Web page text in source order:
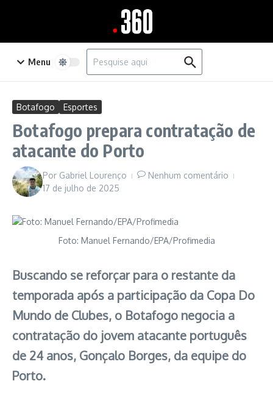
Menu
Procurar por:
Botafogo Esportes
Botafogo prepara contratação de
atacante do Porto
Por Gabriel Lourenço
Nenhum comentário
17 de julho de 2025
Foto: Manuel Fernando/EPA/Profimedia
Buscando se reforçar para o restante da
temporada após a participação da Copa Do
Mundo de Clubes, o Botafogo negocia a
contratação do jovem atacante português
de 24 anos, Gonçalo Borges, da equipe do
Porto.